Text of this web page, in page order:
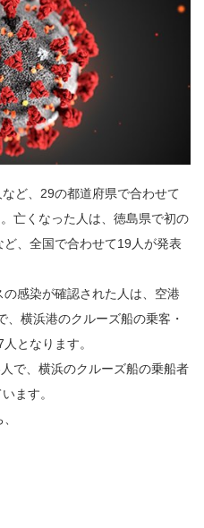
ど、29の都道府県で合わせて
亡くなった人は、徳島県で初の
、全国で合わせて19人が発表
感染が確認された人は、空港
横浜港のクルーズ船の乗客・
となります。
で、横浜のクルーズ船の乗船者
ます。